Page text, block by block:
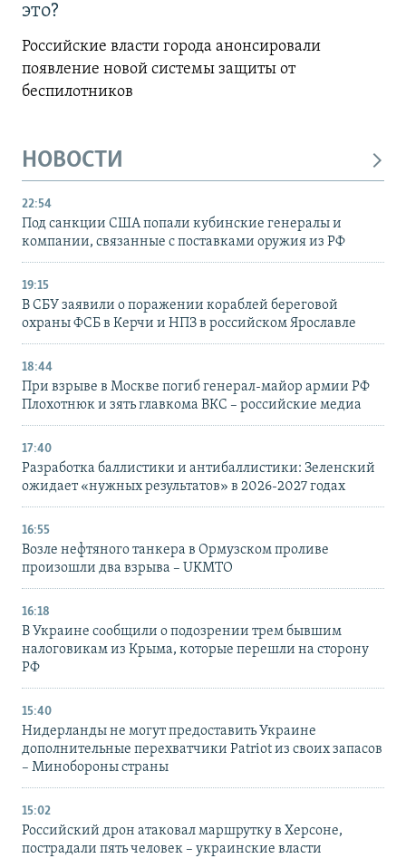
это?
Российские власти города анонсировали
появление новой системы защиты от
беспилотников
НОВОСТИ
22:54
Под санкции США попали кубинские генералы и
компании, связанные с поставками оружия из РФ
19:15
В СБУ заявили о поражении кораблей береговой
охраны ФСБ в Керчи и НПЗ в российском Ярославле
18:44
При взрыве в Москве погиб генерал-майор армии РФ
Плохотнюк и зять главкома ВКС – российские медиа
17:40
Разработка баллистики и антибаллистики: Зеленский
ожидает «нужных результатов» в 2026-2027 годах
16:55
Возле нефтяного танкера в Ормузском проливе
произошли два взрыва – UKMTO
16:18
В Украине сообщили о подозрении трем бывшим
налоговикам из Крыма, которые перешли на сторону
РФ
15:40
Нидерланды не могут предоставить Украине
дополнительные перехватчики Patriot из своих запасов
– Минобороны страны
15:02
Российский дрон атаковал маршрутку в Херсоне,
пострадали пять человек – украинские власти